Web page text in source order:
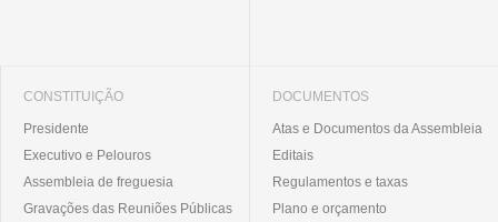
CONSTITUIÇÃO
Presidente
Executivo e Pelouros
Assembleia de freguesia
Gravações das Reuniões Públicas
DOCUMENTOS
Atas e Documentos da Assembleia
Editais
Regulamentos e taxas
Plano e orçamento